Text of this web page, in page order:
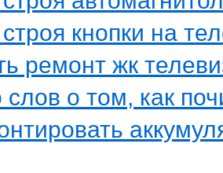
кнопки на
ремонт жк
слов о том, как